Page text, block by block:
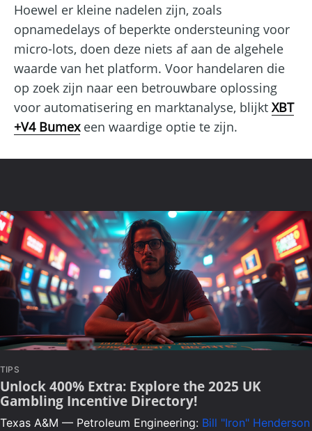
Hoewel er kleine nadelen zijn, zoals
opnamedelays of beperkte ondersteuning voor
micro-lots, doen deze niets af aan de algehele
waarde van het platform. Voor handelaren die
op zoek zijn naar een betrouwbare oplossing
voor automatisering en marktanalyse, blijkt XBT
+V4 Bumexeen waardige optie te zijn.
TIPS
Unlock 400% Extra: Explore the 2025 UK
Gambling Incentive Directory!
Texas A&M — Petroleum Engineering: Bill "Iron" Henderson